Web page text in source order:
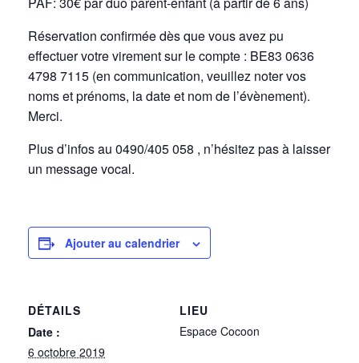
Réservation confirmée dès que vous avez pu
effectuer votre virement sur le compte : BE83 0636
4798 7115 (en communication, veuillez noter vos
noms et prénoms, la date et nom de l’évènement).
Merci.
Plus d’infos au 0490/405 058 , n’hésitez pas à laisser
un message vocal.
Ajouter au calendrier
DÉTAILS
Date :
6 octobre 2019
LIEU
Espace Cocoon